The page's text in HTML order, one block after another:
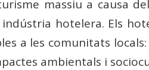
massiu a causa
hotelera. Els
a les comunitats
ambientals i